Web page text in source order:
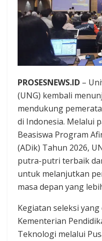
PROSESNEWS.ID –
(UNG) kembali
mendukung
di Indonesia. Melalui
Beasiswa Program
(ADik) Tahun 2026,
putra-putri terbaik
untuk melanjutkan
masa depan yang
Kegiatan seleksi
Kementerian
Teknologi melalui